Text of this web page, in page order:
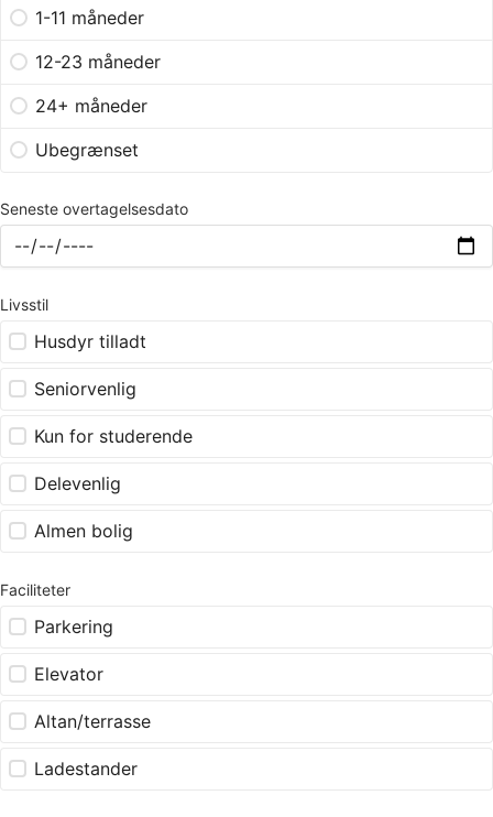
1-11 måneder
12-23 måneder
24+ måneder
Ubegrænset
Seneste overtagelsesdato
Livsstil
Husdyr tilladt
Seniorvenlig
Kun for studerende
Delevenlig
Almen bolig
Faciliteter
Parkering
Elevator
Altan/terrasse
Ladestander